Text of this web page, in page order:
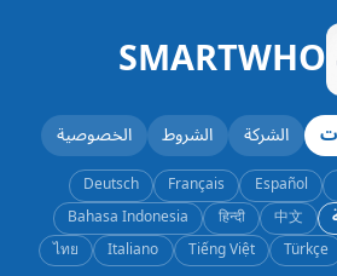
SMARTWHO
الشركة الشروط الخصوصية
Español
Français
Deutsch
中文
हिन्दी
Bahasa Indonesia
Türkçe
Tiếng Việt
Italiano
ไทย